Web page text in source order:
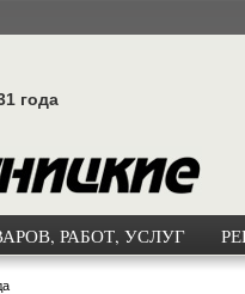
года
РАБОТ, УСЛУГ